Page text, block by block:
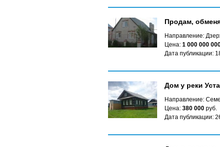
Продам,
Направление:
Цена: 1 000 000
Дата публикации:
Дом у реки Уста
Направление:
Цена: 380 000 руб.
Дата публикации: